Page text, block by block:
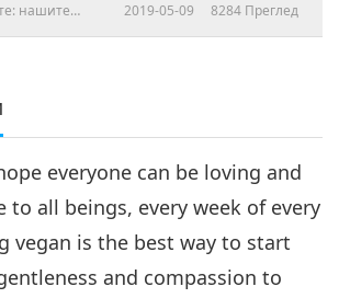
нашите
2019-05-09 8284 Преглед
everyone can be loving and
to all beings, every week of every
vegan is the best way to start
and compassion to